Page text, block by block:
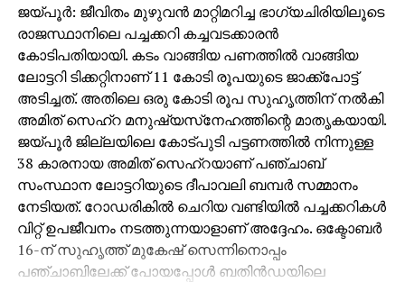
ജയ്പൂര്‍: ജീവിതം മുഴുവന്‍ മാറ്റിമറിച്ച ഭാഗ്യചിരിയിലൂടെ
രാജസ്ഥാനിലെ പച്ചക്കറി കച്ചവടക്കാരന്‍
കോടിപതിയായി. കടം വാങ്ങിയ പണത്തില്‍ വാങ്ങിയ
ലോട്ടറി ടിക്കറ്റിനാണ് 11 കോടി രൂപയുടെ ജാക്ക്‌പോട്ട്
അടിച്ചത്. അതിലെ ഒരു കോടി രൂപ സുഹൃത്തിന് നല്‍കി
അമിത് സെഹ്‌റ മനുഷ്യസ്‌നേഹത്തിന്റെ മാതൃകയായി.
ജയ്പൂര്‍ ജില്ലയിലെ കോട്പുടി പട്ടണത്തില്‍ നിന്നുള്ള
38 കാരനായ അമിത് സെഹ്‌റയാണ് പഞ്ചാബ്
സംസ്ഥാന ലോട്ടറിയുടെ ദീപാവലി ബമ്പര്‍ സമ്മാനം
നേടിയത്. റോഡരികില്‍ ചെറിയ വണ്ടിയില്‍ പച്ചക്കറികള്‍
വിറ്റ് ഉപജീവനം നടത്തുന്നയാളാണ് അദ്ദേഹം. ഒക്ടോബര്‍
16-ന് സുഹൃത്ത് മുകേഷ് സെന്നിനൊപ്പം
പഞ്ചാബിലേക്ക് പോയപ്പോള്‍ ബതിന്‍ഡയിലെ